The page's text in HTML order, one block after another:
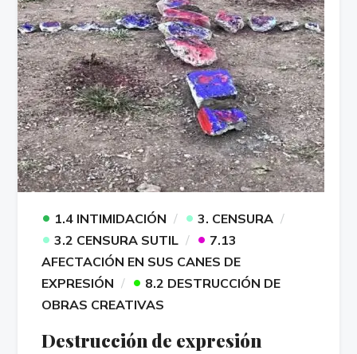
• 1.4 INTIMIDACIÓN • 3. CENSURA
• 3.2 CENSURA SUTIL • 7.13
AFECTACIÓN EN SUS CANES DE
EXPRESIÓN
• 8.2 DESTRUCCIÓN DE
OBRAS CREATIVAS
Destrucción de expresión